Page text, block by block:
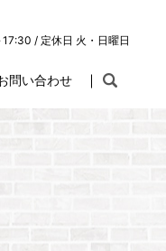
/ 定休日 火・日曜日
問い合わせ